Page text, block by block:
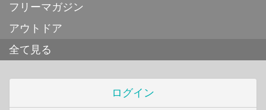
フリーマガジン
アウトドア
全て見る
ログイン